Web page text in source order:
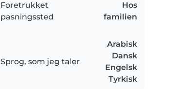
Foretrukket
pasningssted
Hos
familien
Sprog, som jeg taler
Arabisk
Dansk
Engelsk
Tyrkisk